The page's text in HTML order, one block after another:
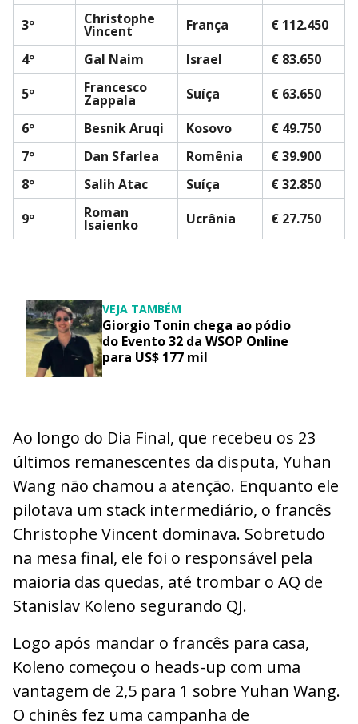
3º Christophe
Vincent França
€ 112.450
4º
Gal Naim Israel
€ 83.650
5º
Francesco
Zappala Suíça
€ 63.650
6º
Besnik Aruqi Kosovo
€ 49.750
7º
Dan Sfarlea Romênia
€ 39.900
8º
Salih Atac Suíça
€ 32.850
9º
Roman
Isaienko Ucrânia € 27.750
VEJA TAMBÉM
Giorgio Tonin chega ao pódio
do Evento 32 da WSOP Online
para US$ 177 mil
Ao longo do Dia Final, que recebeu os 23
últimos remanescentes da disputa, Yuhan
Wang não chamou a atenção. Enquanto ele
pilotava um stack intermediário, o francês
Christophe Vincent dominava. Sobretudo
na mesa final, ele foi o responsável pela
maioria das quedas, até trombar o AQ de
Stanislav Koleno segurando QJ.
Logo após mandar o francês para casa,
Koleno começou o heads-up com uma
vantagem de 2,5 para 1 sobre Yuhan Wang.
O chinês fez uma campanha de